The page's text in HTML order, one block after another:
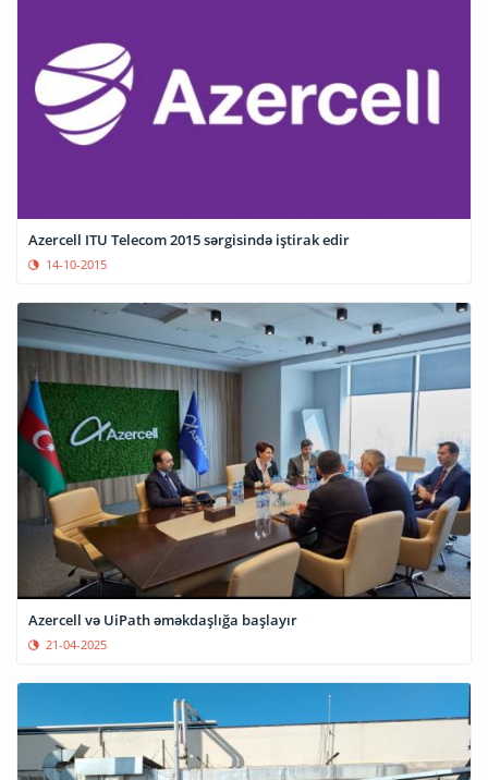
Azercell ITU Telecom 2015 sərgisində iştirak edir
14-10-2015
Azercell və UiPath əməkdaşlığa başlayır
21-04-2025